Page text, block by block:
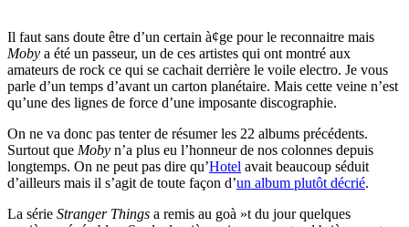
Il faut sans doute être d’un certain à¢ge pour le reconnaitre mais
Moby a été un passeur, un de ces artistes qui ont montré aux
amateurs de rock ce qui se cachait derrière le voile electro. Je vous
parle d’un temps d’avant un carton planétaire. Mais cette veine n’est
qu’une des lignes de force d’une imposante discographie.
On ne va donc pas tenter de résumer les 22 albums précédents.
Surtout que Moby n’a plus eu l’honneur de nos colonnes depuis
longtemps. On ne peut pas dire qu’Hotel avait beaucoup séduit
d’ailleurs mais il s’agit de toute façon d’un album plutôt décrié.
La série Stranger Things a remis au goà »t du jour quelques